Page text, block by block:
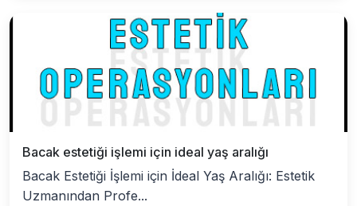
Bacak estetiği işlemi için ideal yaş aralığı
Bacak Estetiği İşlemi için İdeal Yaş Aralığı: Estetik
Uzmanından Profe...